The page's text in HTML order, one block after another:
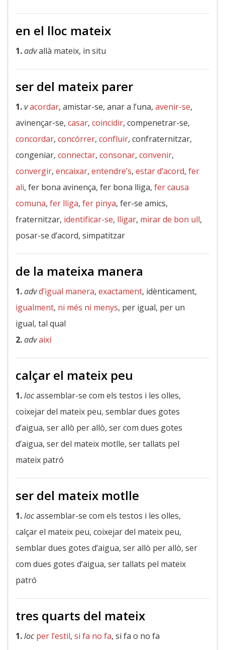
en el lloc mateix
1.advallà mateix, in situ
ser del mateix parer
1.vacordar, amistar-se, anar a l’una, avenir-se,
avinençar-se, casar, coincidir, compenetrar-se,
concordar, concórrer, confluir, confraternitzar,
congeniar, connectar, consonar, convenir,
convergir, encaixar, entendre’s, estar d’acord, fer
ali, fer bona avinença, fer bona lliga, fer causa
comuna, fer lliga, fer pinya, fer-se amics,
fraternitzar, identificar-se, lligar, mirar de bon ull,
posar-se d’acord, simpatitzar
de la mateixa manera
1.advd’igual manera, exactament, idènticament,
igualment, ni més ni menys, per igual, per un
igual, tal qual
2.advaixí
calçar el mateix peu
1.locassemblar-se com els testos i les olles,
coixejar del mateix peu, semblar dues gotes
d’aigua, ser allò per allò, ser com dues gotes
d’aigua, ser del mateix motlle, ser tallats pel
mateix patró
ser del mateix motlle
1.locassemblar-se com els testos i les olles,
calçar el mateix peu, coixejar del mateix peu,
semblar dues gotes d’aigua, ser allò per allò, ser
com dues gotes d’aigua, ser tallats pel mateix
patró
tres quarts del mateix
1.loc per l’estil, si fa no fa, si fa o no fa